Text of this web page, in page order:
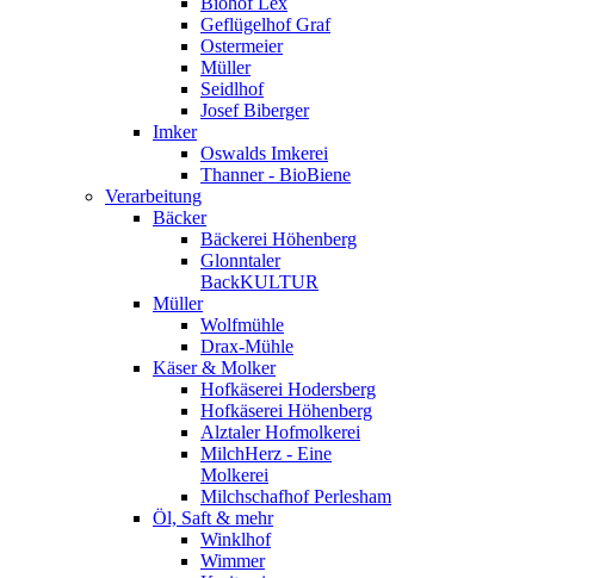
Geflügelhof Graf
Ostermeier
Müller
Seidlhof
Josef Biberger
Imker
Oswalds Imkerei
Thanner - BioBiene
Verarbeitung
Bäcker
Bäckerei Höhenberg
Glonntaler
BackKULTUR
Müller
Wolfmühle
Drax-Mühle
Käser & Molker
Hofkäserei Hodersberg
Hofkäserei Höhenberg
Alztaler Hofmolkerei
MilchHerz - Eine
Molkerei
Milchschafhof Perlesham
Öl, Saft & mehr
Winklhof
Wimmer